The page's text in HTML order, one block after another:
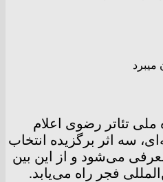
تئاتر رضوی اعلام
۱۵ اثر صحنه‌ای، سه اثر برگزیده انتخاب
می‌شود و از این بین